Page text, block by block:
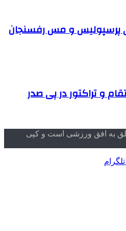
پرسپولیس و مس رفسنجان
و تراکتور در پی صدر
به افق ورزشی است و کپی
تلگرام